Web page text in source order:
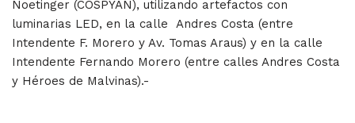
Noetinger (COSPYAN), utilizando artefactos con
luminarias LED, en la calle Andres Costa (entre
Intendente F. Morero y Av. Tomas Araus) y en la calle
Intendente Fernando Morero (entre calles Andres Costa
y Héroes de Malvinas).-